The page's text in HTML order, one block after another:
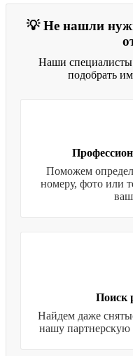
💡 Не нашли
Наши
подобрать
Поможем
номеру, фото или
Поиск
Найдем даже
нашу партнерскую